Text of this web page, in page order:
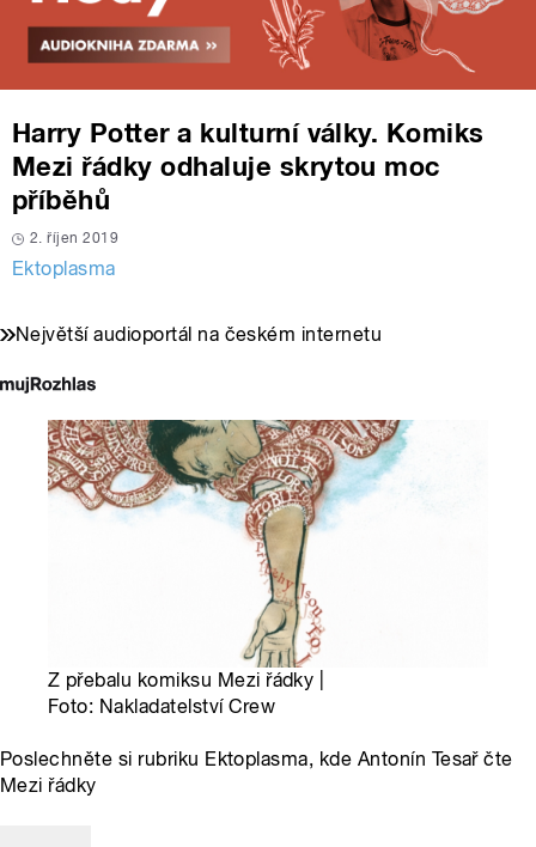
Harry Potter a kulturní války. Komiks
Mezi řádky odhaluje skrytou moc
příběhů
2. říjen 2019
Ektoplasma
Největší audioportál na českém internetu
Z přebalu komiksu Mezi řádky |
Foto: Nakladatelství Crew
Poslechněte si rubriku Ektoplasma, kde Antonín Tesař čte
Mezi řádky